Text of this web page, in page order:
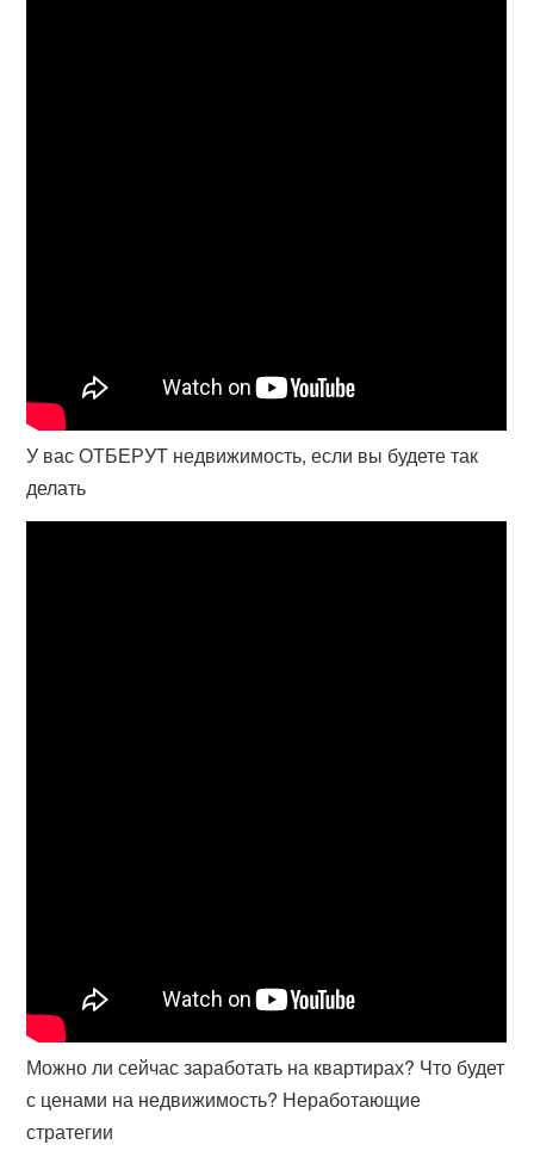
У вас ОТБЕРУТ недвижимость, если вы будете так
делать
Можно ли сейчас заработать на квартирах? Что будет
с ценами на недвижимость? Неработающие
стратегии